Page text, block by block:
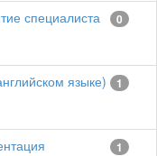
специалиста 0
языке) 1
1